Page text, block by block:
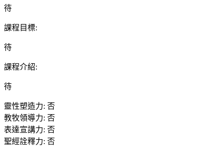
待
課程目標:
待
課程介紹:
待
靈性塑造力: 否
教牧領導力: 否
表達宣講力: 否
聖經詮釋力: 否